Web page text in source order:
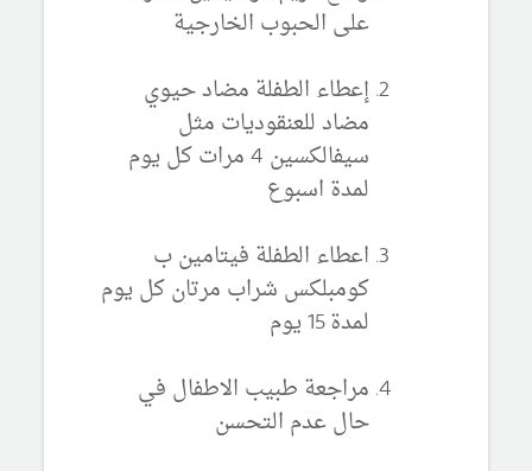
على الحبوب الخارجية
إعطاء الطفلة مضاد حيوي
مضاد للعنقوديات مثل
سيفالكسين 4 مرات كل يوم
لمدة اسبوع
اعطاء الطفلة فيتامين ب
كومبلكس شراب مرتان كل يوم
لمدة 15 يوم
مراجعة طبيب الاطفال في
حال عدم التحسن